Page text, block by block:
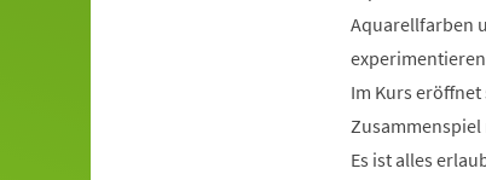
Aquarellfarben
Im Kurs
Es ist alles